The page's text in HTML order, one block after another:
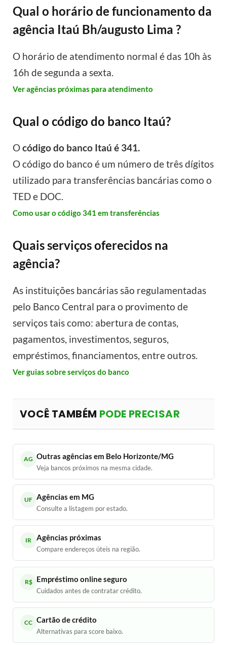
Qual o horário de funcionamento da
agência Itaú Bh/augusto Lima ?
O horário de atendimento normal é das 10h às
16h de segunda a sexta.
Ver agências próximas para atendimento
Qual o código do banco Itaú?
Ocódigo do banco Itaú é 341.
O código do banco é um número de três dígitos
utilizado para transferências bancárias como o
TED e DOC.
Como usar o código 341 em transferências
Quais serviços oferecidos na
agência?
As instituições bancárias são regulamentadas
pelo Banco Central para o provimento de
serviços tais como: abertura de contas,
pagamentos, investimentos, seguros,
empréstimos, financiamentos, entre outros.
Ver guias sobre serviços do banco
VOCÊ TAMBÉM PODE PRECISAR
AG Outras agências em Belo Horizonte/MG
Veja bancos próximos na mesma cidade.
UF Agências em MG
Consulte a listagem por estado.
IR Agências próximas
Compare endereços úteis na região.
R$ Empréstimo online seguro
Cuidados antes de contratar crédito.
CC Cartão de crédito
Alternativas para score baixo.